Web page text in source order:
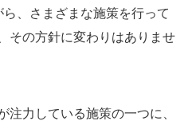
ら、さまざまな施策を行って
その方針に変わりはありませ
注力している施策の一つに、